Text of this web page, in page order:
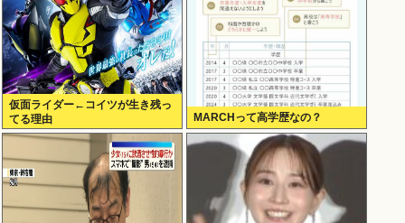
仮面ライダー←コイツが生き残っ
てる理由
MARCHって高学歴なの？